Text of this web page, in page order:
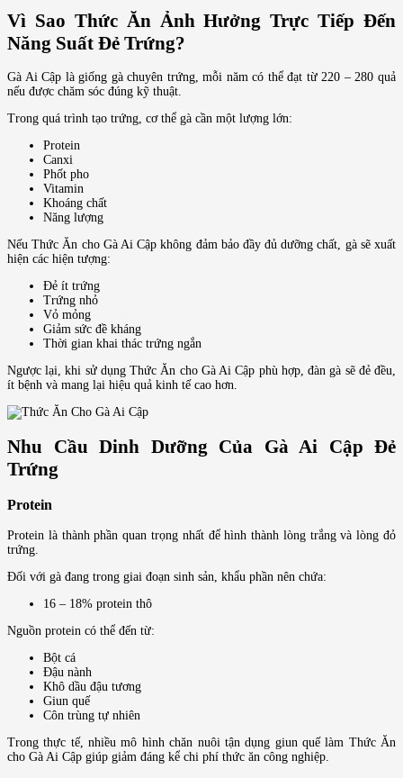
Vì Sao Thức Ăn Ảnh Hưởng Trực Tiếp Đến
Năng Suất Đẻ Trứng?
Gà Ai Cập là giống gà chuyên trứng, mỗi năm có thể đạt từ 220 – 280 quả
nếu được chăm sóc đúng kỹ thuật.
Trong quá trình tạo trứng, cơ thể gà cần một lượng lớn:
Protein
Canxi
Phốt pho
Vitamin
Khoáng chất
Năng lượng
Nếu Thức Ăn cho Gà Ai Cập không đảm bảo đầy đủ dưỡng chất, gà sẽ xuất
hiện các hiện tượng:
Đẻ ít trứng
Trứng nhỏ
Vỏ mỏng
Giảm sức đề kháng
Thời gian khai thác trứng ngắn
Ngược lại, khi sử dụng Thức Ăn cho Gà Ai Cập phù hợp, đàn gà sẽ đẻ đều,
ít bệnh và mang lại hiệu quả kinh tế cao hơn.
Nhu Cầu Dinh Dưỡng Của Gà Ai Cập Đẻ
Trứng
Protein
Protein là thành phần quan trọng nhất để hình thành lòng trắng và lòng đỏ
trứng.
Đối với gà đang trong giai đoạn sinh sản, khẩu phần nên chứa:
16 – 18% protein thô
Nguồn protein có thể đến từ:
Bột cá
Đậu nành
Khô dầu đậu tương
Giun quế
Côn trùng tự nhiên
Trong thực tế, nhiều mô hình chăn nuôi tận dụng giun quế làm Thức Ăn
cho Gà Ai Cập giúp giảm đáng kể chi phí thức ăn công nghiệp.